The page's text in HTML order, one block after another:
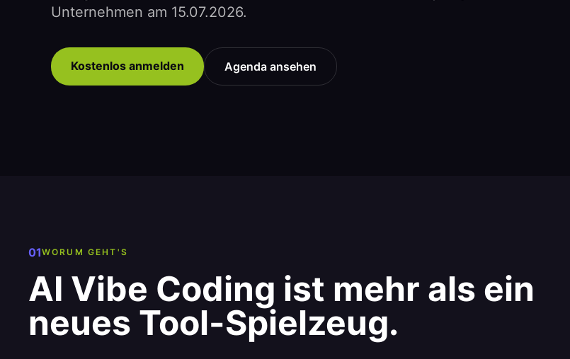
Unternehmen am 15.07.2026.
Kostenlos anmelden Agenda ansehen
01WORUM GEHT'S
AI Vibe Coding ist mehr als ein
neues Tool-Spielzeug.